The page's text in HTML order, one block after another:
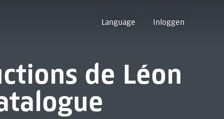
Language Inloggen
de Léon